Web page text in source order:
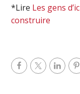
*Lire Les gens
construire